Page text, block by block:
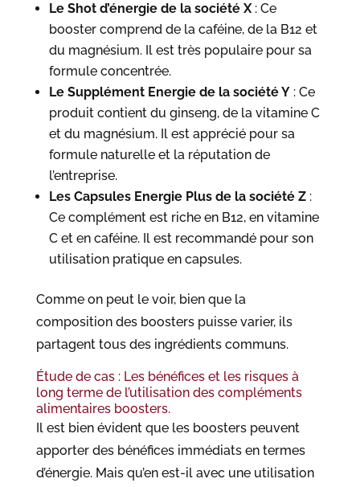
Le Shot d’énergie de la société X: Ce
booster comprend de la caféine, de la B12 et
du magnésium. Il est très populaire pour sa
formule concentrée.
Le Supplément Energie de la société Y: Ce
produit contient du ginseng, de la vitamine C
et du magnésium. Il est apprécié pour sa
formule naturelle et la réputation de
l’entreprise.
Les Capsules Energie Plus de la société Z:
Ce complément est riche en B12, en vitamine
C et en caféine. Il est recommandé pour son
utilisation pratique en capsules.
Comme on peut le voir, bien que la
composition des boosters puisse varier, ils
partagent tous des ingrédients communs.
Étude de cas : Les bénéfices et les risques à
long terme de l’utilisation des compléments
alimentaires boosters.
Il est bien évident que les boosters peuvent
apporter des bénéfices immédiats en termes
d’énergie. Mais qu’en est-il avec une utilisation